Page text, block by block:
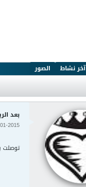
آخر نشاط الصور
بعد
02:31 PM
توصلت